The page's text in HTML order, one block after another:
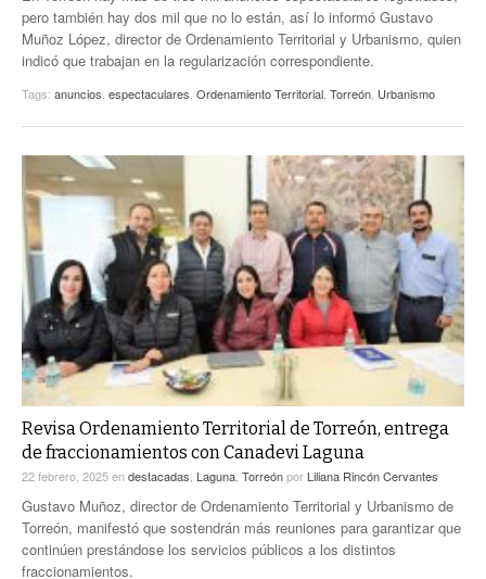
pero también hay dos mil que no lo están, así lo informó Gustavo
Muñoz López, director de Ordenamiento Territorial y Urbanismo, quien
indicó que trabajan en la regularización correspondiente.
Tags: anuncios, espectaculares, Ordenamiento Territorial, Torreón, Urbanismo
Revisa Ordenamiento Territorial de Torreón, entrega
de fraccionamientos con Canadevi Laguna
22 febrero, 2025endestacadas Laguna Torreónpor Liliana Rincón Cervantes
Gustavo Muñoz, director de Ordenamiento Territorial y Urbanismo de
Torreón, manifestó que sostendrán más reuniones para garantizar que
continúen prestándose los servicios públicos a los distintos
fraccionamientos.